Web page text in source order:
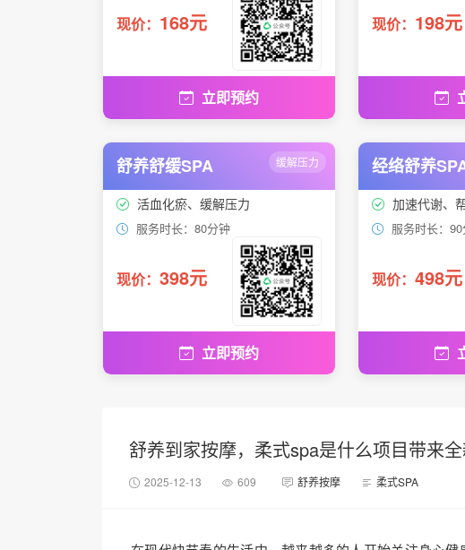
现价： 168元
立即预约
现价： 198元
舒养舒缓SPA 缓解压力
活血化瘀、缓解压力
服务时长：80分钟
现价： 398元
立即预约
经络舒养
加速代谢、
服务时长：
现价： 498元
舒养到家按摩，柔式spa是什么项目带来
2025-12-13 609 舒养按摩 柔式SPA